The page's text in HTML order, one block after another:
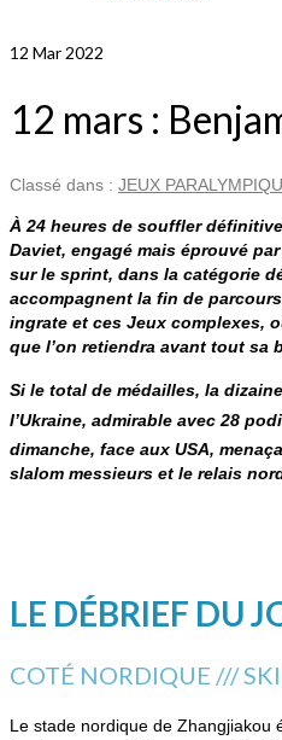
12 Mar 2022
12 mars :
Classé dans : JEUX
À 24 heures de souffler
Daviet, engagé mais éprouvé
sur le sprint, dans la catégorie
accompagnent la fin de
ingrate et ces Jeux complexes,
que l’on retiendra avant tout sa
Si le total de médailles, la
l’Ukraine, admirable avec 28
dimanche, face aux USA,
slalom messieurs et le relais
LE DÉBRIEF DU
COTÉ NORDIQUE ///
Le stade nordique de Zhangjiakou